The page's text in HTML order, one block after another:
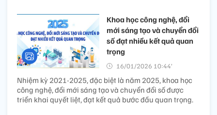
Khoa học công nghệ, đổi
mới sáng tạo và chuyển đổi
số đạt nhiều kết quả quan
trọng
16/01/2026 10:44’
Nhiệm kỳ 2021-2025, đặc biệt là năm 2025, khoa học
công nghệ, đổi mới sáng tạo và chuyển đổi số được
triển khai quyết liệt, đạt kết quả bước đầu quan trọng.